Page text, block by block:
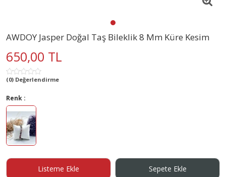
AWDOY Jasper Doğal Taş Bileklik 8 Mm Küre Kesim
650,00 TL
(0) Değerlendirme
Renk :
Listeme Ekle Sepete Ekle